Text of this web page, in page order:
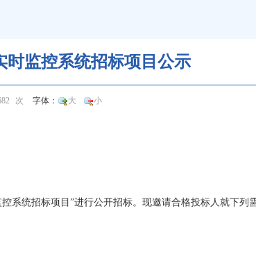
时监控系统招标项目公示
次 字体： 大 小
系统招标项目”进行公开招标。现邀请合格投标人就下列